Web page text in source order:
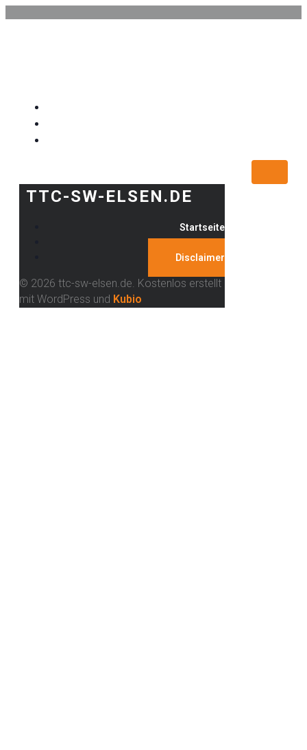
TTC-SW-ELSEN.DE
Startseite
Disclaimer
© 2026 ttc-sw-elsen.de. Kostenlos erstellt
mit WordPress und Kubio